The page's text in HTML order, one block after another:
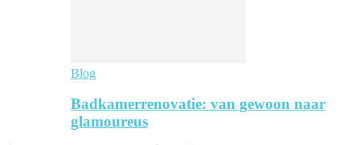
Blog
Badkamerrenovatie: van gewoon naar
glamoureus